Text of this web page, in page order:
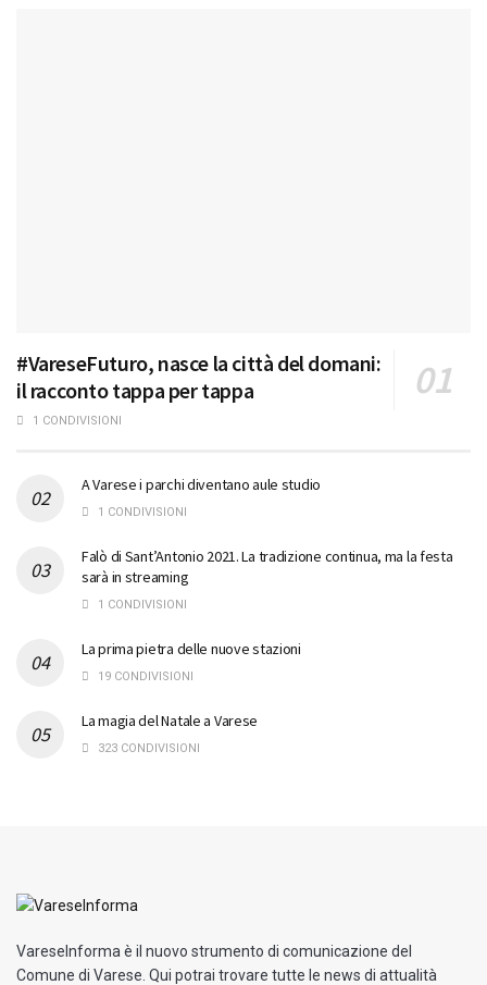
#VareseFuturo, nasce la città del domani:
il racconto tappa per tappa
1 CONDIVISIONI
A Varese i parchi diventano aule studio
1 CONDIVISIONI
Falò di Sant’Antonio 2021. La tradizione continua, ma la festa
sarà in streaming
1 CONDIVISIONI
La prima pietra delle nuove stazioni
19 CONDIVISIONI
La magia del Natale a Varese
323 CONDIVISIONI
VareseInforma è il nuovo strumento di comunicazione del
Comune di Varese. Qui potrai trovare tutte le news di attualità